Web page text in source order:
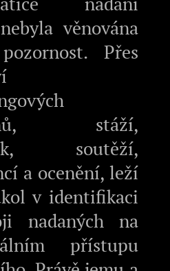
věnována
Přes
stáží,
soutěží,
a ocenění, leží
v identifikaci
nadaných na
přístupu